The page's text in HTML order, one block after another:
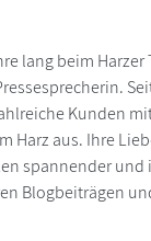
lang beim
Kunden
Harz aus. Ihre
spannender
Blogbeiträgen